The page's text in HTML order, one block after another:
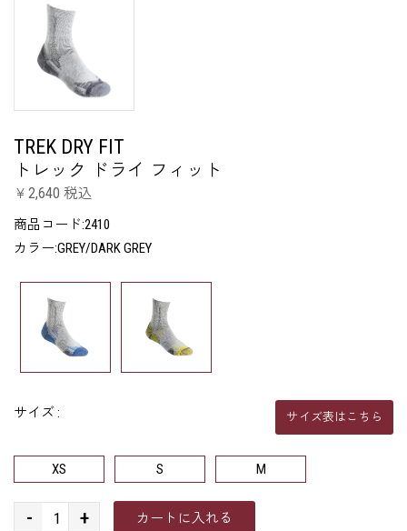
TREK DRY FIT
トレック ドライ フィット
￥2,640 税込
商品コード:2410
カラー:GREY/DARK GREY
サイズ : サイズ表はこちら
XS S M
- + カートに入れる